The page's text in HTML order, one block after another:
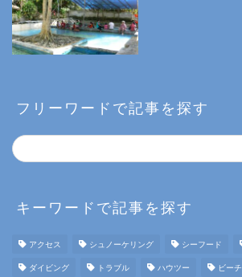
フリーワードで記事を探す
キーワードで記事を探す
アクセス シュノーケリング シーフード
ダイビング トラブル ハウツー ビーチ